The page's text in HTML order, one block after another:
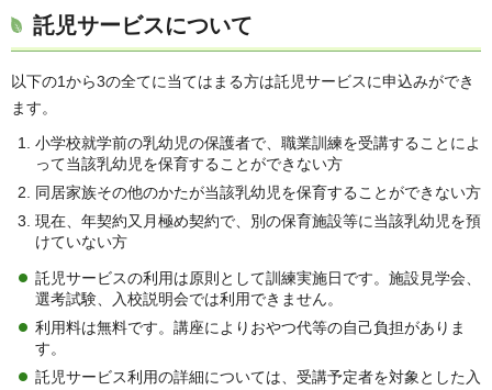
託児サービスについて
以下の1から3の全てに当てはまる方は託児サービスに申込みができ
ます。
小学校就学前の乳幼児の保護者で、職業訓練を受講することによ
って当該乳幼児を保育することができない方
同居家族その他のかたが当該乳幼児を保育することができない方
現在、年契約又月極め契約で、別の保育施設等に当該乳幼児を預
けていない方
託児サービスの利用は原則として訓練実施日です。施設見学会、
選考試験、入校説明会では利用できません。
利用料は無料です。講座によりおやつ代等の自己負担がありま
す。
託児サービス利用の詳細については、受講予定者を対象とした入